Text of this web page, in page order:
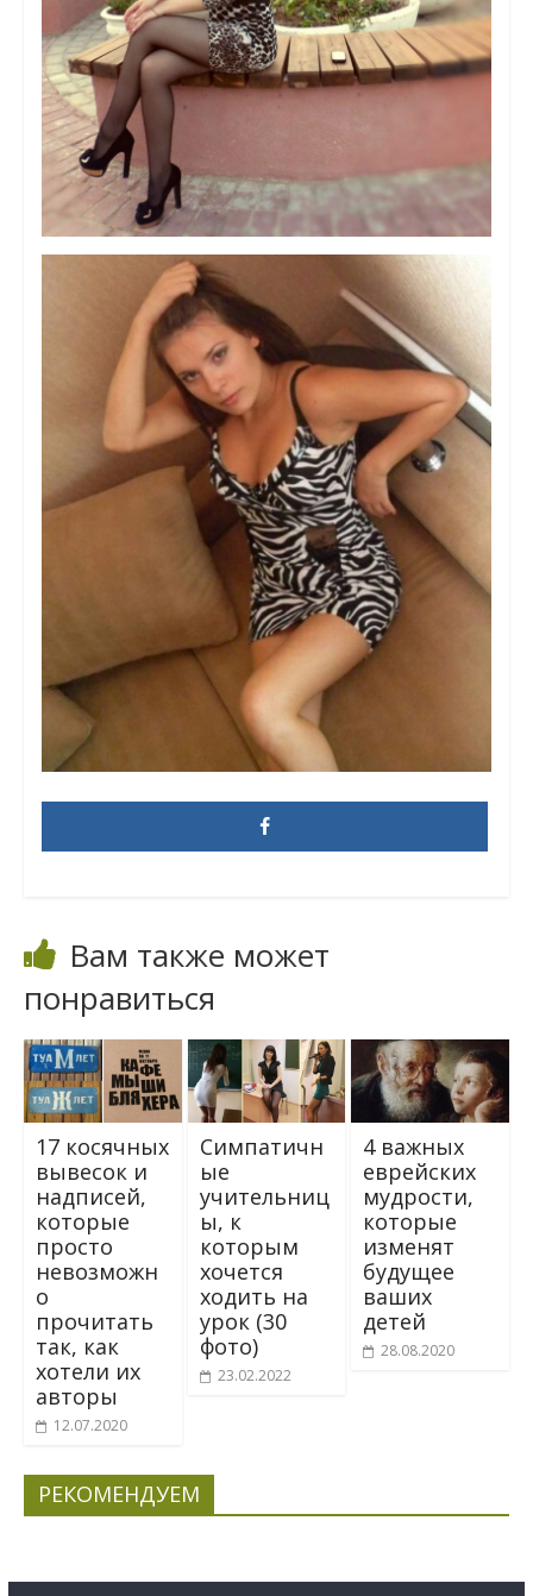
Вам также может
понравиться
17 косячных
вывесок и
надписей,
которые
просто
невозможн
о
прочитать
так, как
хотели их
авторы
12.07.2020
Симпатичн
ые
учительниц
ы, к
которым
хочется
ходить на
урок (30
фото)
23.02.2022
4 важных
еврейских
мудрости,
которые
изменят
будущее
ваших
детей
28.08.2020
РЕКОМЕНДУЕМ